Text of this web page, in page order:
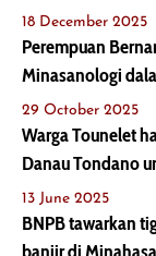
18 December 2025
Perempuan
Minasanologi
29 October 2025
Warga Tounelet
Danau Tondano
13 June 2025
BNPB tawarkan